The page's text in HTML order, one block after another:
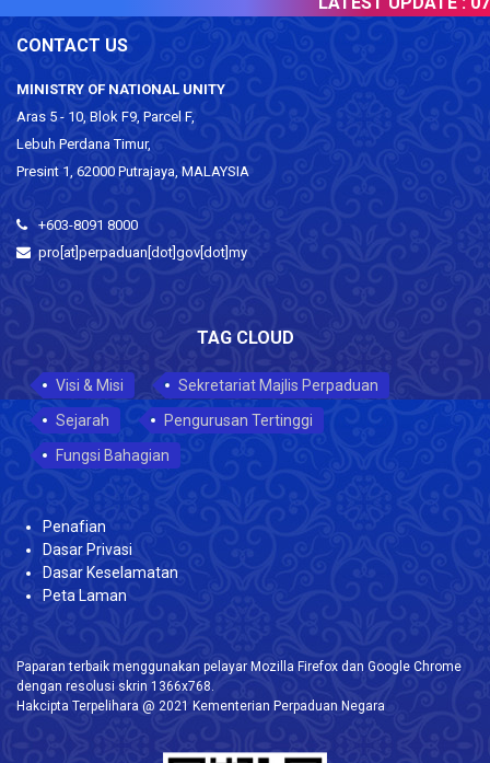
CONTACT US
MINISTRY OF NATIONAL UNITY
Aras 5 - 10, Blok F9, Parcel F,
Lebuh Perdana Timur,
Presint 1, 62000 Putrajaya, MALAYSIA
+603-8091 8000
pro[at]perpaduan[dot]gov[dot]my
TAG CLOUD
Visi & Misi
Sekretariat Majlis Perpaduan
Sejarah
Pengurusan Tertinggi
Fungsi Bahagian
Penafian
Dasar Privasi
Dasar Keselamatan
Peta Laman
Paparan terbaik menggunakan pelayar Mozilla Firefox dan Google Chrome
dengan resolusi skrin 1366x768.
Hakcipta Terpelihara @ 2021 Kementerian Perpaduan Negara